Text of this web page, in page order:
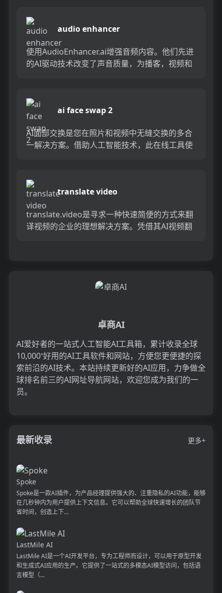
audio enhancer
使用AudioEnhancer.ai增强音频内容。他们先进
的AI驱动技术改变了声音质量，为播客，视频和
ai face swap 2
AI面部交换是您在照片和视频中无缝交换的多合
一解决方案。借助人工智能技术，此在线工具使
translate video
translate.video是寻求一种快速简便的方式来翻
译视频的企业的理想解决方案。凭借其AI视频翻
卓商AI
AI爱好者的一站式人工智能AI工具箱，累计收录全球
10,000⁺好用的AI工具软件和网站，方便您更便捷的探
索前沿的AI技术。本站持续更新好的AI应用，力争做全
球排名前三的AI网址导航网站，欢迎您成为我们的一
员。
最新收录 更多+
Spoke
Spoke是一款AI插件，为产品经理提供强大的、注重隐私的AI功能，能够
在几秒钟内为用户提供上下文信息。它可以帮助全球快速增长的团队节
省时间，创造上下...
LastMile AI
LastMile AI是一个AI开发平台，专为工程师而设计，可以用于原型开发
和生成式AI应用的生产。它提供了一站式的多模态AI模型访问，包括语
言模型（...